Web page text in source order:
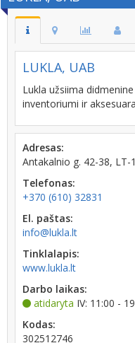
LUKLA, UAB
Lukla užsiima
inventoriumi ir
Adresas:
Antakalnio g. 42-38, LT-
Telefonas:
+370 (610) 32831
El. paštas:
info@lukla.lt
Tinklalapis:
www.lukla.lt
Darbo laikas:
atidaryta IV: 11:00 -
Kodas:
302512746